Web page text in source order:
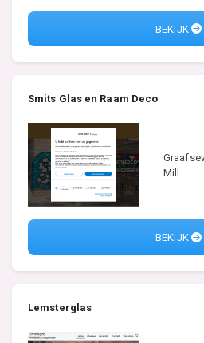
BEKIJK
Smits Glas en Raam Deco
Mill
BEKIJK
Lemsterglas